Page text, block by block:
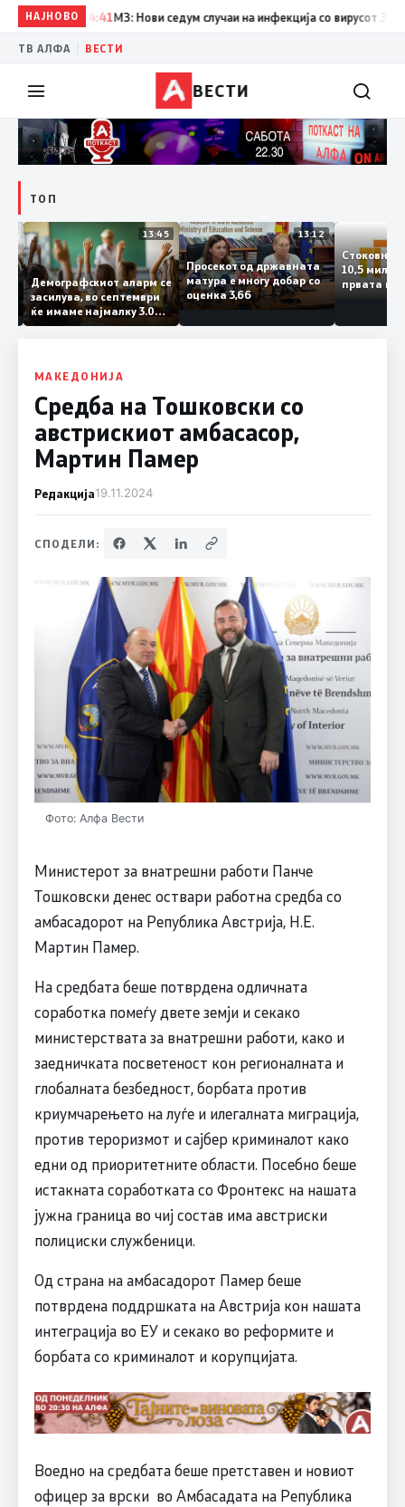
НАЈНОВО
14:41 МЗ: Нови седум случаи на инфекција со вирусот Западен
ТВ АЛФА ВЕСТИ
ВЕСТИ
ТОП
14:12 13:45
Демографскиот аларм се
засилува, во септември
ќе имаме најмалку 3.000
првачиња помалку
13:12
Просекот од државната
матура е многу добар со
оценка 3,66
10,5
првата
МАКЕДОНИЈА
Средба на Тошковски со
австрискиот амбасасор,
Мартин Памер
Редакција19.11.2024
СПОДЕЛИ:
Фото: Алфа Вести
Министерот за внатрешни работи Панче
Тошковски денес оствари работна средба со
амбасадорот на Република Австрија, Н.Е.
Мартин Памер.
На средбата беше потврдена одличната
соработка помеѓу двете земји и секако
министерствата за внатрешни работи, како и
заедничката посветеност кон регионалната и
глобалната безбедност, борбата против
криумчарењето на луѓе и илегалната миграција,
против тероризмот и сајбер криминалот како
едни од приоритетните области. Посебно беше
истакната соработката со Фронтекс на нашата
јужна граница во чиј состав има австриски
полициски службеници.
Од страна на амбасадорот Памер беше
потврдена поддршката на Австрија кон нашата
интеграција во ЕУ и секако во реформите и
борбата со криминалот и корупцијата.
Воедно на средбата беше претставен и новиот
офицер за врски во Амбасадата на Република